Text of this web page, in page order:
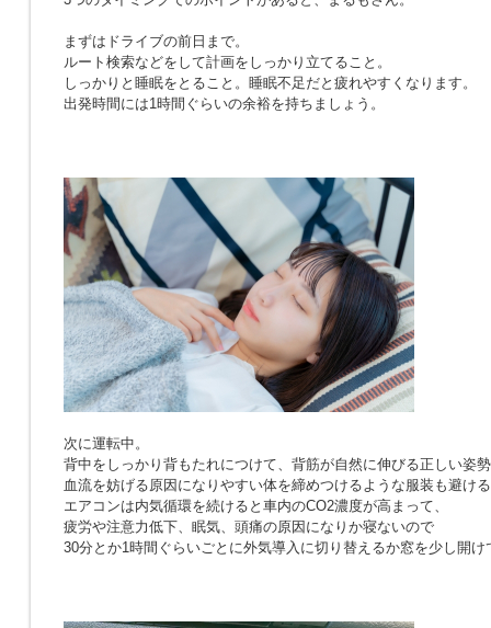
まずはドライブの前日まで。
ルート検索などをして計画をしっかり立てること。
しっかりと睡眠をとること。睡眠不足だと疲れやすくなります。
出発時間には1時間ぐらいの余裕を持ちましょう。
次に運転中。
背中をしっかり背もたれにつけて、背筋が自然に伸びる正しい姿
血流を妨げる原因になりやすい体を締めつけるような服装も避け
エアコンは内気循環を続けると車内のCO2濃度が高まって、
疲労や注意力低下、眠気、頭痛の原因になりか寝ないので
30分とか1時間ぐらいごとに外気導入に切り替えるか窓を少し開け